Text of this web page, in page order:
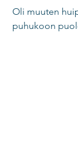
Oli muuten
puhukoon